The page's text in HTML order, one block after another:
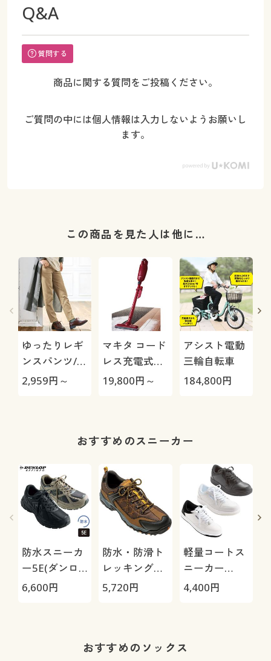
Q&A
質問する
商品に関する質問をご投稿ください。
ご質問の中には個人情報は入力しないようお願いし
ます。
この商品を見た人は他に…
ゆったりレギ
ンスパンツ/細
見えが叶うら
ト・速乾・洗
2,959円～
マキタ コード
レス充電式ク
リーナー
19,800円～
アシスト電動
三輪自転車
184,800円
おすすめのスニーカー
防水スニーカ
ー5E(ダンロ
ップリファイ
6,600円
防水・防滑ト
レッキングシ
ューズ4E(ウ
5,720円
軽量コートス
ニーカー
3E(ウィンブ
4,400円
おすすめのソックス